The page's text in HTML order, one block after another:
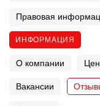
Правовая
ИНФОРМАЦИЯ
О компании
Вакансии